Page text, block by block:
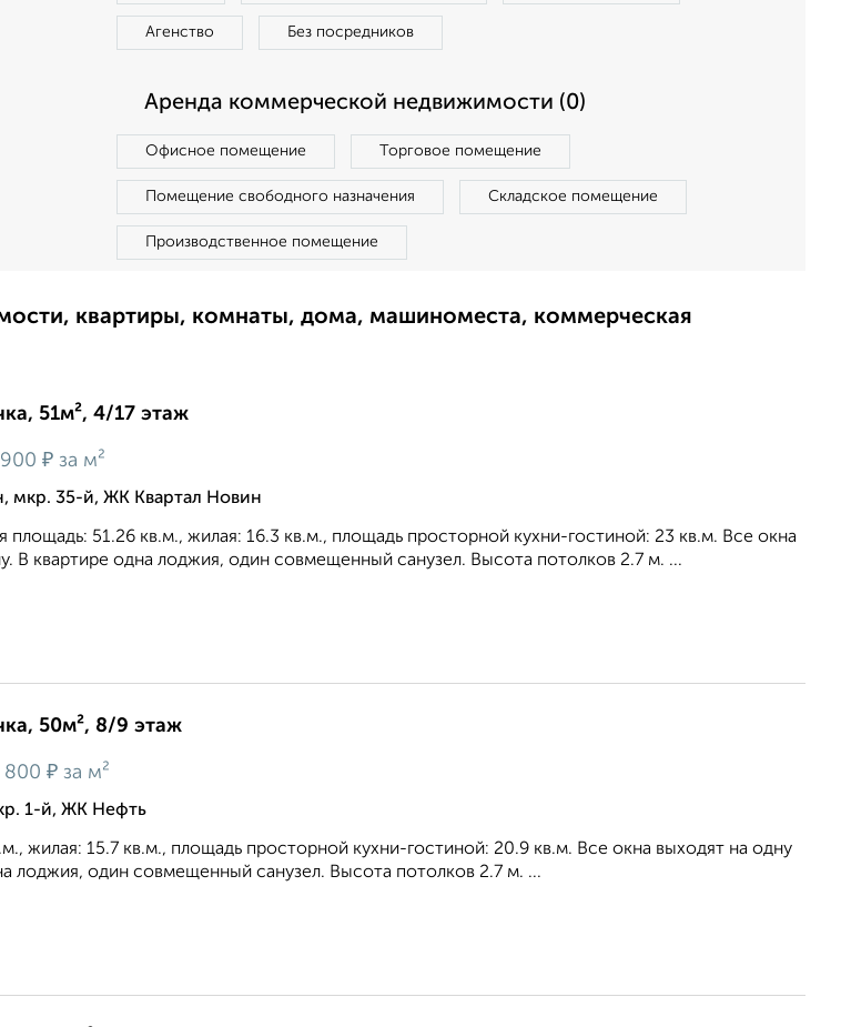
Агенство Без посредников
Аренда коммерческой недвижимости (0)
Офисное помещение Торговое помещение
Помещение свободного назначения Складское помещение
Производственное помещение
квартиры, комнаты, дома, машиноместа, коммерческая
51м², 4/17 этаж
₽ за м²
мкр. 35-й, ЖК Квартал Новин
51.26 кв.м., жилая: 16.3 кв.м., площадь просторной кухни-гостиной: 23 кв.м. Все окна
В квартире одна лоджия, один совмещенный санузел. Высота потолков 2.7 м. ...
50м², 8/9 этаж
800 ₽ за м²
1-й, ЖК Нефть
жилая: 15.7 кв.м., площадь просторной кухни-гостиной: 20.9 кв.м. Все окна выходят на одну
лоджия, один совмещенный санузел. Высота потолков 2.7 м. ...